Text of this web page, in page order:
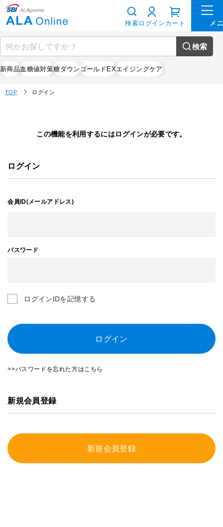
検索
新商品血糖値対策糖ダウンゴールドEXエイジングケア
検索ログイン カート
TOP ログイン
この機能を利用するにはログインが必要です。
ログイン
会員ID(メールアドレス)
パスワード
ログインIDを記憶する
ログイン
>>パスワードを忘れた方はこちら
新規会員登録
新規会員登録